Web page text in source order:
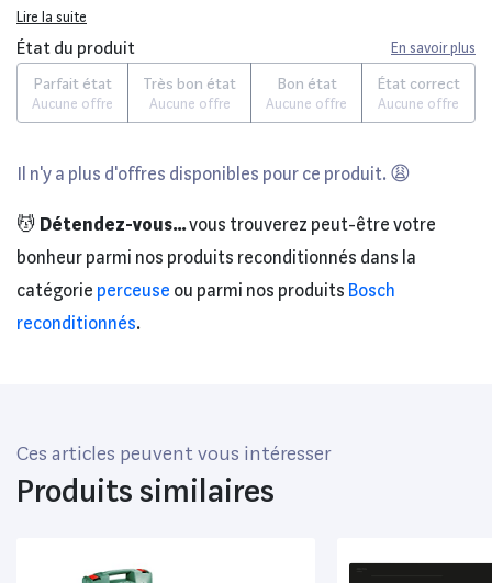
de transport)
Lire la suite
État du produit En savoir plus
Parfait état
Aucune offre
Très bon état
Aucune offre
Bon état
Aucune offre
État correct
Aucune offre
Il n'y a plus d'offres disponibles pour ce produit. 😩
💆 Détendez-vous...vous trouverez peut-être votre
bonheur parmi nos produits reconditionnés dans la
catégorie perceuse ou parmi nos produits Bosch
reconditionnés.
Ces articles peuvent vous intéresser
Produits similaires